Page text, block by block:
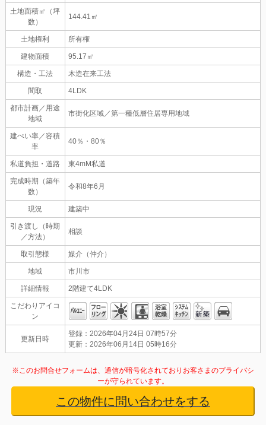
土地面積㎡（坪
数）
144.41㎡
土地権利 所有権
建物面積 95.17㎡
構造・工法 木造在来工法
間取 4LDK
都市計画／用途
地域
市街化区域／第一種低層住居専用地域
建ぺい率／容積
率
40％・80％
私道負担・道路 東4mM私道
完成時期（築年
数）
令和8年6月
現況 建築中
引き渡し（時期
／方法）
相談
取引態様 媒介（仲介）
地域 市川市
詳細情報 2階建て4LDK
こだわりアイコ
ン
更新日時
登録：2026年04月24日 07時57分
更新：2026年06月14日 05時16分
※このお問合せフォームは、通信が暗号化されておりお客さまのプライバシ
ーが守られています。